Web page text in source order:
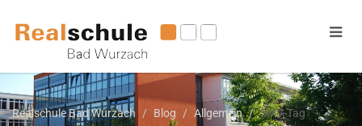
Realschule Bad Wurzach Blog Allgemein SMV-Tag